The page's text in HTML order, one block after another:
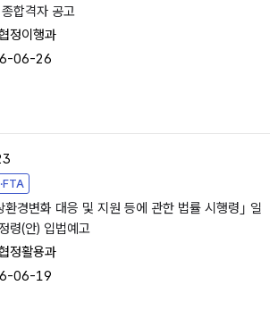
합격자 공고
정이행과
06-26
환경변화 대응 및 지원 등에 관한 법률 시행령｣ 일
령(안) 입법예고
정활용과
06-19